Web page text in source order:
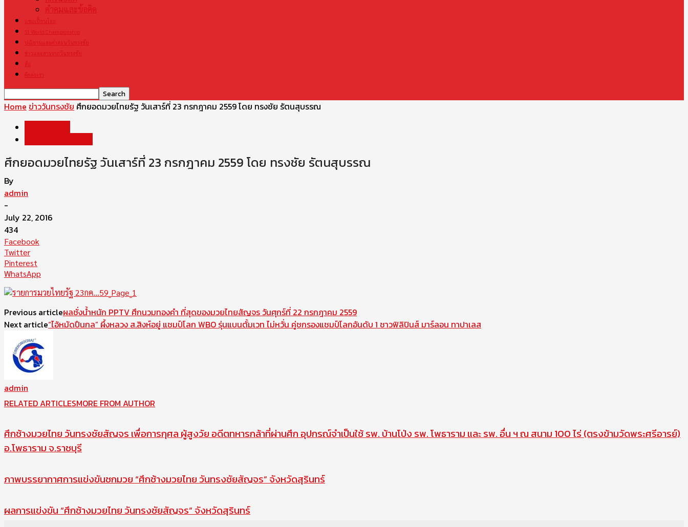
คำคมและข้อคิด
แชมเปี้ยนโลก
S1 World Championship
ปณิธานและคำสอนวันทรงชัย
ข่าวและสารจากวันทรงชัย
สื่อ
ติดต่อเรา
Home ข่าววันทรงชัย ศึกยอดมวยไทยรัฐ วันเสาร์ที่ 23 กรกฎาคม 2559 โดย ทรงชัย รัตนสุบรรณ
ศึกยอดมวยไทยรัฐ วันเสาร์ที่ 23 กรกฎาคม 2559 โดย ทรงชัย รัตนสุบรรณ
By
admin
-
July 22, 2016
434
Facebook
Twitter
Pinterest
WhatsApp
Previous articleผลชั่งน้ำหนัก PPTV ศึกนวมทองคำ ที่สุดของมวยไทยสัญจร วันศุกร์ที่ 22 กรกฎาคม 2559
Next article“ไอ้หมัดปืนกล” ผึ้งหลวง ส.สิงห์อยู่ แชมป์โลก WBO รุ่นแบนตั้มเวท ไม่หวั่น คู่ชกรองแชมป์โลกอันดับ 1 ชาวฟิลิปินส์ มาร์ลอน ทาปาเลส
admin
RELATED ARTICLESMORE FROM AUTHOR
ศึกช้างมวยไทย วันทรงชัยสัญจร เพื่อการกุศล ผู้สูงวัย อดีตทหารกล้าที่ผ่านศึก อุปกรณ์จำเป็นใช้ รพ. บ้านโป่ง รพ. โพธาราม และ รพ. อื่น ฯ ณ สนาม 100 ไร่ (ตรงข้ามวัดพระศรีอารย์)
อ.โพธาราม จ.ราชบุรี
ภาพบรรยากาศการแข่งขันชกมวย “ศึกช้างมวยไทย วันทรงชัยสัญจร” จังหวัดสุรินทร์
ผลการแข่งขัน “ศึกช้างมวยไทย วันทรงชัยสัญจร” จังหวัดสุรินทร์